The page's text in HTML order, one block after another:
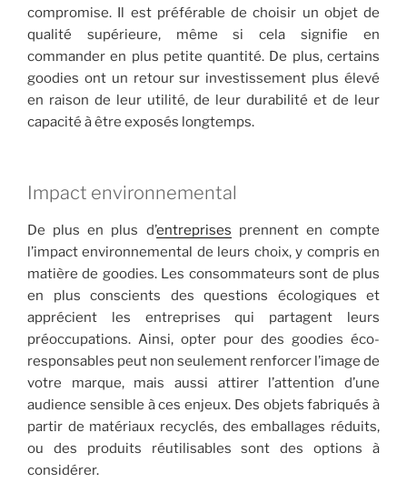
compromise. Il est préférable de choisir un objet de
qualité supérieure, même si cela signifie en
commander en plus petite quantité. De plus, certains
goodies ont un retour sur investissement plus élevé
en raison de leur utilité, de leur durabilité et de leur
capacité à être exposés longtemps.
Impact environnemental
De plus en plus d’entreprises prennent en compte
l’impact environnemental de leurs choix, y compris en
matière de goodies. Les consommateurs sont de plus
en plus conscients des questions écologiques et
apprécient les entreprises qui partagent leurs
préoccupations. Ainsi, opter pour des goodies éco-
responsables peut non seulement renforcer l’image de
votre marque, mais aussi attirer l’attention d’une
audience sensible à ces enjeux. Des objets fabriqués à
partir de matériaux recyclés, des emballages réduits,
ou des produits réutilisables sont des options à
considérer.